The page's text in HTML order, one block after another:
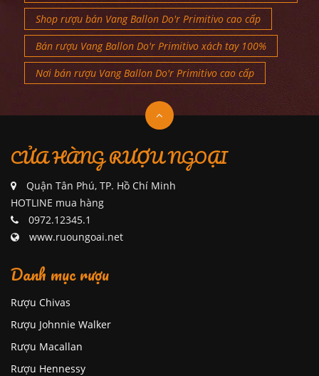
Shop rượu bán Vang Ballon Do'r Primitivo cao cấp
Bán rượu Vang Ballon Do'r Primitivo xách tay 100%
Nơi bán rượu Vang Ballon Do'r Primitivo cao cấp
CỬA HÀNG RƯỢU NGOẠI
Quận Tân Phú, TP. Hồ Chí Minh
HOTLINE mua hàng
0972.12345.1
www.ruoungoai.net
Danh mục rượu
Rượu Chivas
Rượu Johnnie Walker
Rượu Macallan
Rượu Hennessy